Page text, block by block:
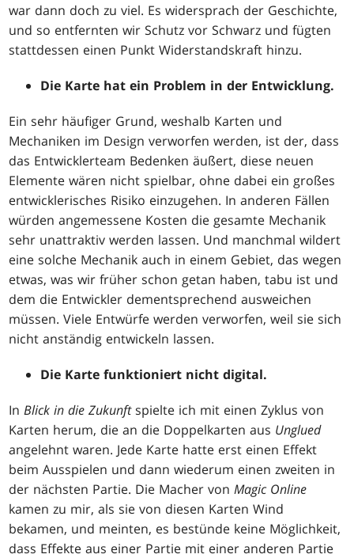
war dann doch zu viel. Es widersprach der Geschichte,
und so entfernten wir Schutz vor Schwarz und fügten
stattdessen einen Punkt Widerstandskraft hinzu.
Die Karte hat ein Problem in der Entwicklung.
Ein sehr häufiger Grund, weshalb Karten und
Mechaniken im Design verworfen werden, ist der, dass
das Entwicklerteam Bedenken äußert, diese neuen
Elemente wären nicht spielbar, ohne dabei ein großes
entwicklerisches Risiko einzugehen. In anderen Fällen
würden angemessene Kosten die gesamte Mechanik
sehr unattraktiv werden lassen. Und manchmal wildert
eine solche Mechanik auch in einem Gebiet, das wegen
etwas, was wir früher schon getan haben, tabu ist und
dem die Entwickler dementsprechend ausweichen
müssen. Viele Entwürfe werden verworfen, weil sie sich
nicht anständig entwickeln lassen.
Die Karte funktioniert nicht digital.
InBlick in die Zukunftspielte ich mit einen Zyklus von
Karten herum, die an die Doppelkarten aus Unglued
angelehnt waren. Jede Karte hatte erst einen Effekt
beim Ausspielen und dann wiederum einen zweiten in
der nächsten Partie. Die Macher vonMagic Online
kamen zu mir, als sie von diesen Karten Wind
bekamen, und meinten, es bestünde keine Möglichkeit,
dass Effekte aus einer Partie mit einer anderen Partie